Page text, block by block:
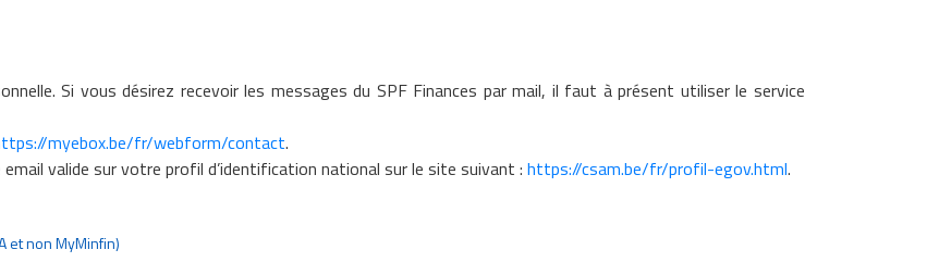
Si vous désirez recevoir les messages du SPF Finances par mail, il faut à présent utiliser le service
myebox.be/fr/webform/contact.
valide sur votre profil d’identification national sur le site suivant : https://csam.be/fr/profil-egov.html.
et non MyMinfin)